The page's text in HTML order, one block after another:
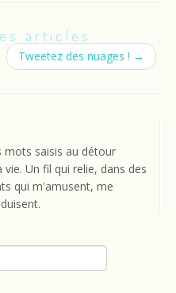
articles
Tweetez des nuages ! →
mots saisis au détour
Un fil qui relie, dans des
qui m'amusent, me